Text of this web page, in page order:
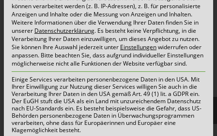
FAQ
Jobs&Karriere
onlinePORTALE
Reklamation & Services
Aktuelles | Pressemitteilungen
Herzlich willkommen im Team Grün-Gelb!
Wertstoffhof Erkrath | Geänderte Öffnungszeiten
können verarbeitet werden (z. B. IP-Adressen), z. B. für personalisierte
Anzeigen und Inhalte oder die Messung von Anzeigen und Inhalten.
Weitere Informationen über die Verwendung Ihrer Daten finden Sie in
unserer Datenschutzerklärung. Es besteht keine Verpflichtung, in die
Verarbeitung Ihrer Daten einzuwilligen, um dieses Angebot zu nutzen.
Sie können Ihre Auswahl jederzeit unter Einstellungenwiderrufen oder
anpassen. Bitte beachten Sie, dass aufgrund individueller Einstellungen
möglicherweise nicht alle Funktionen der Website verfügbar sind.
Einige Services verarbeiten personenbezogene Daten in den USA. Mit
Ihrer Einwilligung zur Nutzung dieser Services willigen Sie auch in die
Verarbeitung Ihrer Daten in den USA gemäß Art. 49 (1) lit. a GDPR ein.
Der EuGH stuft die USA als ein Land mit unzureichendem Datenschutz
nach EU-Standards ein. Es besteht beispielsweise die Gefahr, dass US-
Behörden personenbezogene Daten in Überwachungsprogrammen
verarbeiten, ohne dass für Europäerinnen und Europäer eine
Klagemöglichkeit besteht.